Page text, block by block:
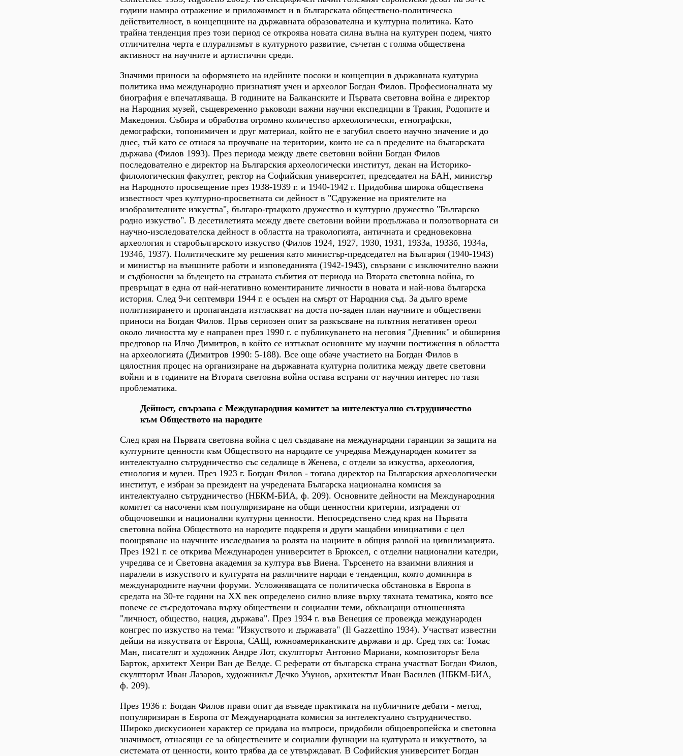
години намира отражение и приложимост и в българската обществено-политическа
действителност, в концепциите на държавната образователна и културна политика. Като
трайна тенденция през този период се откроява новата силна вълна на културен подем, чиято
отличителна черта е плурализмът в културното развитие, съчетан с голяма обществена
активност на научните и артистични среди.
Значими приноси за оформянето на идейните посоки и концепции в държавната културна
политика има международно признатият учен и археолог Богдан Филов. Професионалната му
биография е впечатляваща. В годините на Балканските и Първата световна война е директор
на Народния музей, същевременно ръководи важни научни експедиции в Тракия, Родопите и
Македония. Събира и обработва огромно количество археологически, етнографски,
демографски, топонимичен и друг материал, който не е загубил своето научно значение и до
днес, тъй като се отнася за проучване на територии, които не са в пределите на българската
държава (Филов 1993). През периода между двете световни войни Богдан Филов
последователно е директор на Българския археологически институт, декан на Историко-
филологическия факултет, ректор на Софийския университет, председател на БАН, министър
на Народното просвещение през 1938-1939 г. и 1940-1942 г. Придобива широка обществена
известност чрез културно-просветната си дейност в "Сдружение на приятелите на
изобразителните изкуства", българо-гръцкото дружество и културно дружество "Българско
родно изкуство". В десетилетията между двете световни войни продължава и ползотворната си
научно-изследователска дейност в областта на тракологията, античната и средновековна
археология и старобългарското изкуство (Филов 1924, 1927, 1930, 1931, 1933а, 1933б, 1934а,
1934б, 1937). Политическите му решения като министър-председател на България (1940-1943)
и министър на външните работи и изповеданията (1942-1943), свързани с изключително важни
и съдбоносни за бъдещето на страната събития от периода на Втората световна война, го
превръщат в една от най-негативно коментираните личности в новата и най-нова българска
история. Cлед 9-и септември 1944 г. е осъден на смърт от Народния съд. За дълго време
политизирането и пропагандата изтласкват на доста по-заден план научните и обществени
приноси на Богдан Филов. Пръв сериозен опит за разкъсване на плътния негативен ореол
около личността му е направен през 1990 г. с публикуването на неговия "Дневник" и обширния
предговор на Илчо Димитров, в който се изтъкват основните му научни постижения в областта
на археологията (Димитров 1990: 5-188). Все още обаче участието на Богдан Филов в
цялостния процес на организиране на държавната културна политика между двете световни
войни и в годините на Втората световна война остава встрани от научния интерес по тази
проблематика.
Дейност, свързана с Международния комитет за интелектуално сътрудничество
към Обществото на народите
След края на Първата световна война с цел създаване на международни гаранции за защита на
културните ценности към Обществото на народите се учредява Международен комитет за
интелектуално сътрудничество със седалище в Женева, с отдели за изкуства, археология,
етнология и музеи. През 1923 г. Богдан Филов - тогава директор на Българския археологически
институт, е избран за президент на учредената Българска национална комисия за
интелектуално сътрудничество (НБКМ-БИА, ф. 209). Основните дейности на Международния
комитет са насочени към популяризиране на общи ценностни критерии, изградени от
общочовешки и национални културни ценности. Непосредствено след края на Първата
световна война Обществото на народите подкрепя и други мащабни инициативи с цел
поощряване на научните изследвания за ролята на нациите в общия развой на цивилизацията.
През 1921 г. се открива Международен университет в Брюксел, с отделни национални катедри,
учредява се и Световна академия за култура във Виена. Търсенето на взаимни влияния и
паралели в изкуството и културата на различните народи е тенденция, която доминира в
международните научни форуми. Усложняващата се политическа обстановка в Европа в
средата на 30-те години на ХХ век определено силно влияе върху тяхната тематика, която все
повече се съсредоточава върху обществени и социални теми, обхващащи отношенията
"личност, общество, нация, държава". През 1934 г. във Венеция се провежда международен
конгрес по изкуство на тема: "Изкуството и държавата" (Il Gazzettino 1934). Участват известни
дейци на изкуствата от Европа, САЩ, южноамериканските държави и др. Сред тях са: Томас
Ман, писателят и художник Андре Лот, скулпторът Антонио Мариани, композиторът Бела
Барток, архитект Хенри Ван де Велде. С реферати от българска страна участват Богдан Филов,
скулпторът Иван Лазаров, художникът Дечко Узунов, архитектът Иван Василев (НБКМ-БИА,
ф. 209).
През 1936 г. Богдан Филов прави опит да въведе практиката на публичните дебати - метод,
популяризиран в Европа от Международната комисия за интелектуално сътрудничество.
Широко дискусионен характер се придава на въпроси, придобили общоевропейска и световна
значимост, отнасящи се за обществените и социални функции на културата и изкуството, за
системата от ценности, които трябва да се утвърждават. В Софийския университет Богдан